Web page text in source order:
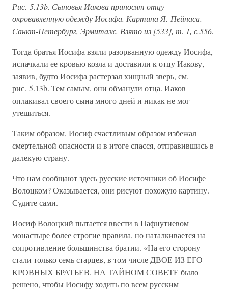
Рис. 5.13b. Сыновья Иакова приносят отцу
окровавленную одежду Иосифа. Картина Я. Пейнаса.
Санкт-Петербург, Эрмитаж. Взято из [533], т. 1, с.556.
Тогда братья Иосифа взяли разорванную одежду Иосифа,
испачкали ее кровью козла и доставили к отцу Иакову,
заявив, будто Иосифа растерзал хищный зверь, см.
рис. 5.13b. Тем самым, они обманули отца. Иаков
оплакивал своего сына много дней и никак не мог
утешиться.
Таким образом, Иосиф счастливым образом избежал
смертельной опасности и в итоге спасся, отправившись в
далекую страну.
Что нам сообщают здесь русские источники об Иосифе
Волоцком? Оказывается, они рисуют похожую картину.
Судите сами.
Иосиф Волоцкий пытается ввести в Пафнутиевом
монастыре более строгие правила, но наталкивается на
сопротивление большинства братии. «На его сторону
стали только семь старцев, в том числе ДВОЕ ИЗ ЕГО
КРОВНЫХ БРАТЬЕВ. НА ТАЙНОМ СОВЕТЕ было
решено, чтобы Иосифу ходить по всем русским